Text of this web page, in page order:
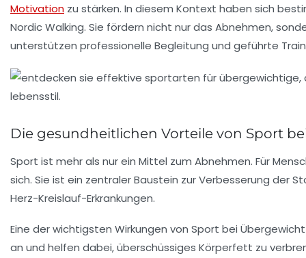
Motivation zu stärken. In diesem Kontext haben sich
Nordic Walking. Sie fördern nicht nur das Abnehmen,
unterstützen professionelle Begleitung und geführte
Die gesundheitlichen Vorteile von Sport
Sport ist mehr als nur ein Mittel zum Abnehmen. Für
sich. Sie ist ein zentraler Baustein zur Verbesserung der
Herz-Kreislauf-Erkrankungen.
Eine der wichtigsten Wirkungen von Sport bei
an und helfen dabei, überschüssiges Körperfett zu